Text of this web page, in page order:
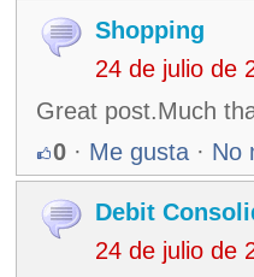
Shopping
24 de julio de
Great post.Much
0 · Me gusta · No
Debit
24 de julio de